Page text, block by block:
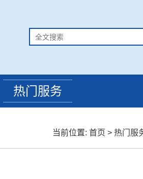
热门服务
当前位置: 首页 > 热门服